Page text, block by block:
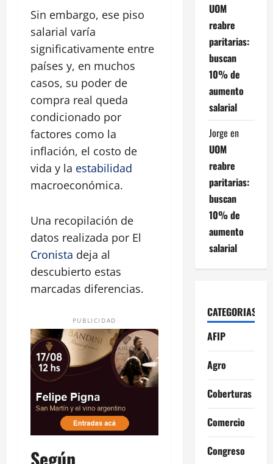
Sin embargo, ese piso
salarial varía
significativamente entre
países y, en muchos
casos, su poder de
compra real queda
condicionado por
factores como la
inflación, el costo de
vida y la estabilidad
macroeconómica.
Una recopilación de
datos realizada por El
Cronista deja al
descubierto estas
marcadas diferencias.
PUBLICIDAD
UOM
reabre
paritarias:
buscan
10% de
aumento
salarial
Jorge en
UOM
reabre
paritarias:
buscan
10% de
aumento
salarial
CATEGORIAS
AFIP
Agro
Coberturas
Comercio
Congreso